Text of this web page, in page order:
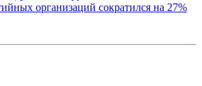
организаций сократился на 27%